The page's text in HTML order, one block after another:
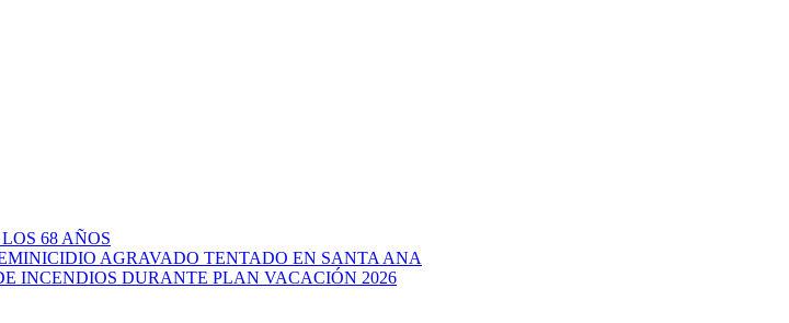
68 AÑOS
AGRAVADO TENTADO EN SANTA ANA
INCENDIOS DURANTE PLAN VACACIÓN 2026